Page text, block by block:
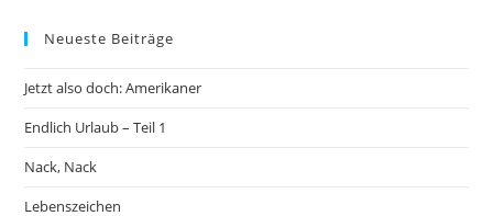
Neueste Beiträge
Jetzt also doch: Amerikaner
Endlich Urlaub – Teil 1
Nack, Nack
Lebenszeichen